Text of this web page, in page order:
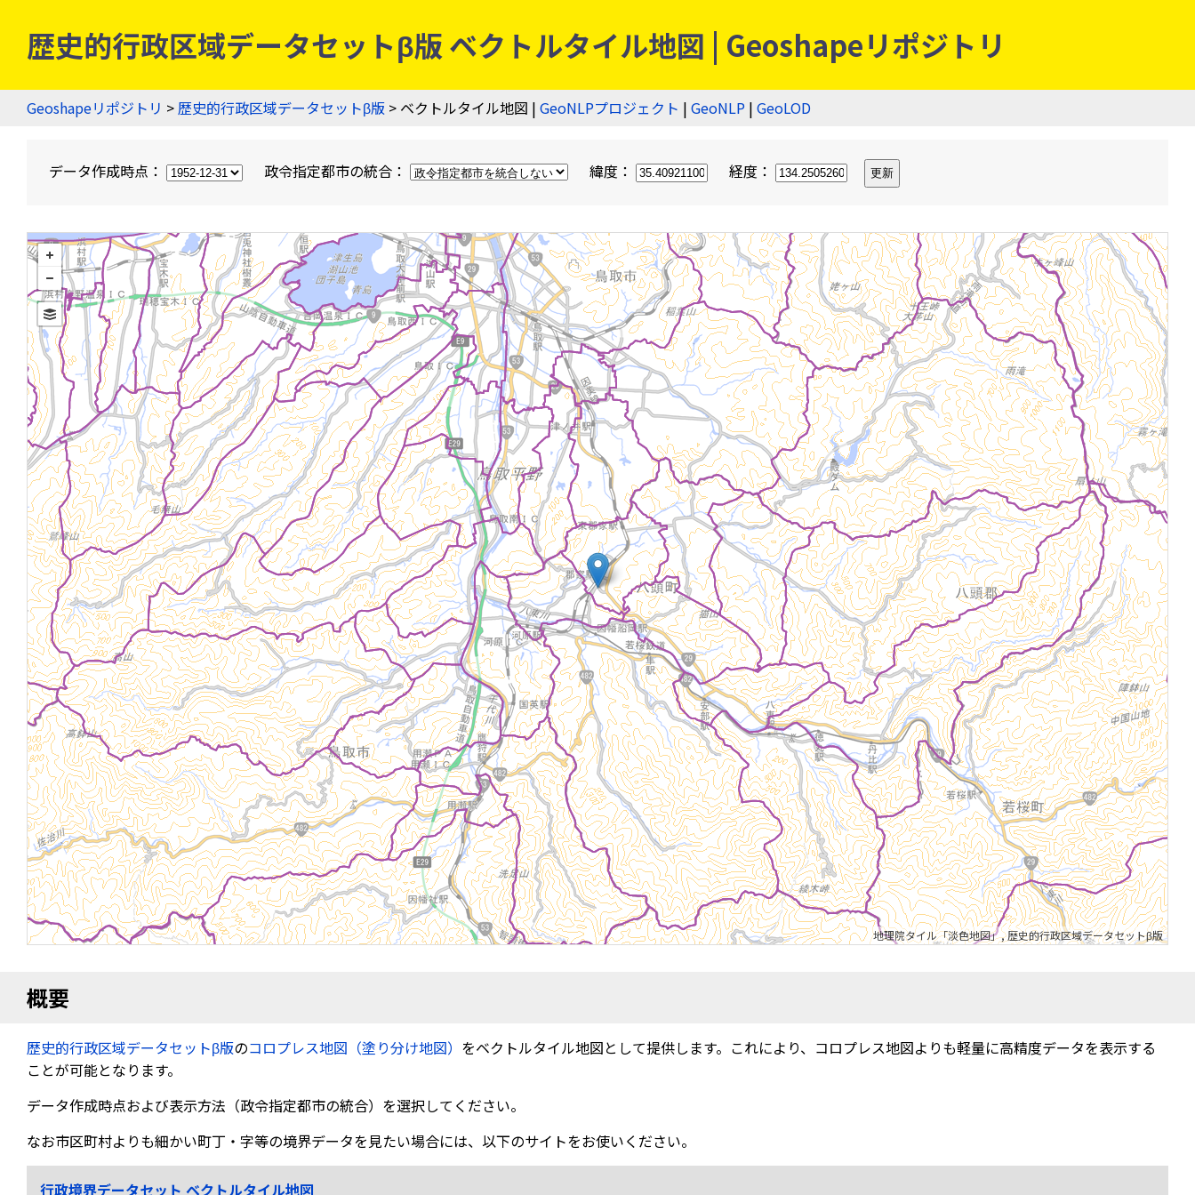
歴史的行政区域データセットβ版 ベクトルタイル地図 | Geoshapeリポジトリ
Geoshapeリポジトリ >歴史的行政区域データセットβ版 > ベクトルタイル地図 | GeoNLPプロジェクト | GeoNLP | GeoLOD
データ作成時点： 政令指定都市の統合： 緯度： 経度：
地理院タイル「淡色地図」,歴史的行政区域データセットβ版
概要
歴史的行政区域データセットβ版のコロプレス地図（塗り分け地図） をベクトルタイル地図として提供します。これにより、コロプレス地図よりも軽量に高精度データを表示する
ことが可能となります。
データ作成時点および表示方法（政令指定都市の統合）を選択してください。
なお市区町村よりも細かい町丁・字等の境界データを見たい場合には、以下のサイトをお使いください。
行政境界データセット ベクトルタイル地図